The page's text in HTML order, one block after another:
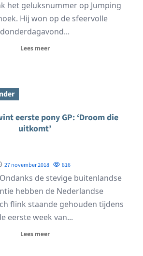
het geluksnummer op Jumping
Hij won op de sfeervolle
donderdagavond...
Lees meer
eerste pony GP: ‘Droom die
uitkomt’
27 november 2018 816
Ondanks de stevige buitenlandse
hebben de Nederlandse
flink staande gehouden tijdens
eerste week van...
Lees meer